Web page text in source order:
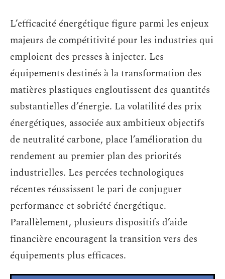
L’efficacité énergétique figure parmi les enjeux
majeurs de compétitivité pour les industries qui
emploient des presses à injecter. Les
équipements destinés à la transformation des
matières plastiques engloutissent des quantités
substantielles d’énergie. La volatilité des prix
énergétiques, associée aux ambitieux objectifs
de neutralité carbone, place l’amélioration du
rendement au premier plan des priorités
industrielles. Les percées technologiques
récentes réussissent le pari de conjuguer
performance et sobriété énergétique.
Parallèlement, plusieurs dispositifs d’aide
financière encouragent la transition vers des
équipements plus efficaces.